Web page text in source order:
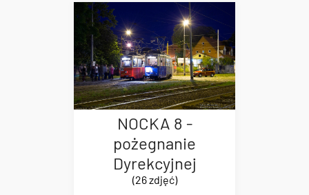
NOCKA 8 -
pożegnanie
Dyrekcyjnej
(26 zdjęć)